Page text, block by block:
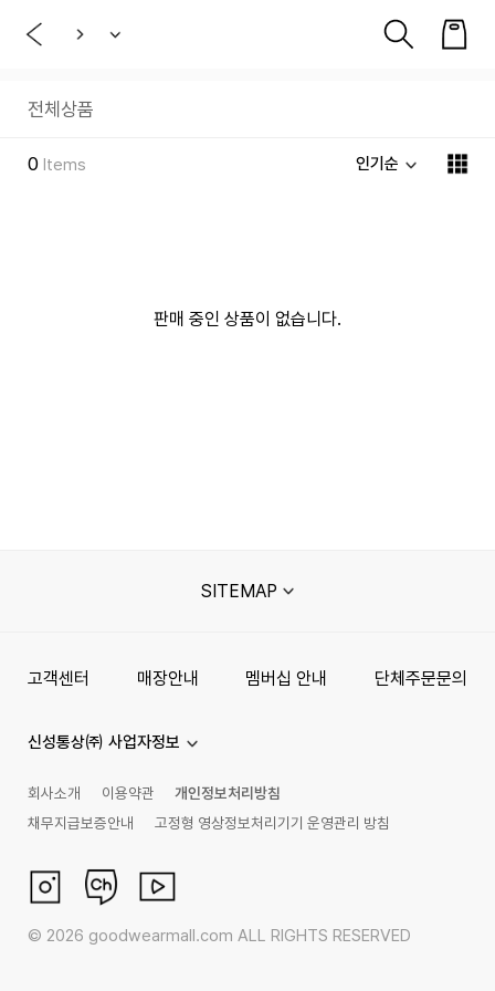
전체상품
0 Items 인기순
판매 중인 상품이 없습니다.
SITEMAP
고객센터 매장안내 멤버십 안내 단체주문문의
신성통상㈜ 사업자정보
회사소개 이용약관
개인정보처리방침
채무지급보증안내
고정형 영상정보처리기기 운영관리 방침
© 2026 goodwearmall.com ALL RIGHTS RESERVED